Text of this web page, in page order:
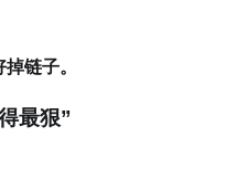
链子。
最狠”